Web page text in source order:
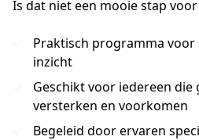
Is dat niet een mooie stap voor
Praktisch programma
inzicht
Geschikt voor iedereen die
versterken en voorkomen
Begeleid door ervaren